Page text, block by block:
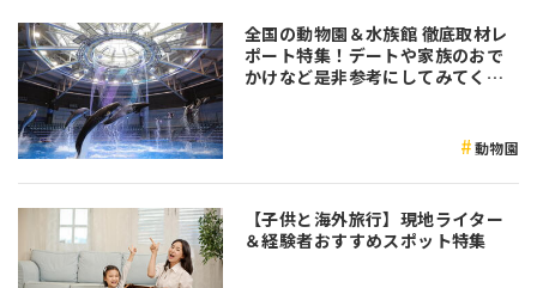
全国の動物園＆水族館 徹底取材レ
ポート特集！デートや家族のおで
かけなど是非参考にしてみてくだ
動物園
【子供と海外旅行】現地ライター
＆経験者おすすめスポット特集